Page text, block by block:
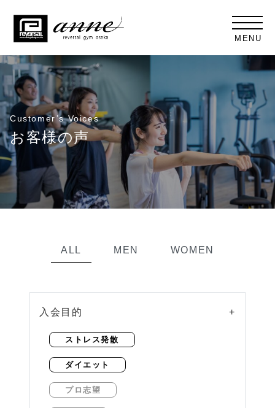
MENU
ALL MEN WOMEN
入会目的 +
ストレス発散
ダイエット
プロ志望
Customer’s Voices
お客様の声